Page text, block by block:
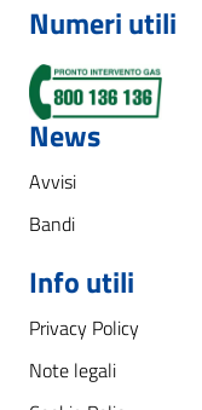
Numeri utili
News
Avvisi
Bandi
Info utili
Privacy Policy
Note legali